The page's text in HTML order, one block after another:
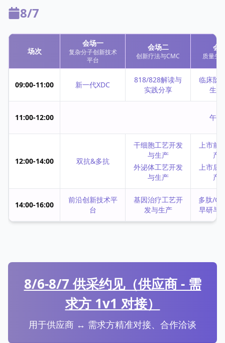
8/7
场次
会场一
复杂分子创新技术
平台
会场二
创新疗法与CMC
会
质量生
09:00-11:00 新一代XDC
818/828解读与
实践分享
临床阶
生
11:00-12:00 午
12:00-14:00 双抗&多抗
干细胞工艺开发
与生产
外泌体工艺开发
与生产
上市前
产
上市后
产
14:00-16:00
前沿创新技术平
台
基因治疗工艺开
发与生产
多肽/
早研与
8/6-8/7 供采约见（供应商 - 需
求方 1v1 对接）
用于供应商 ↔ 需求方精准对接、合作洽谈